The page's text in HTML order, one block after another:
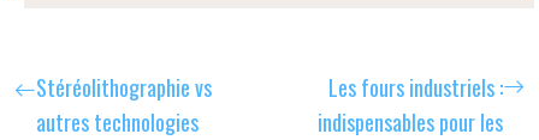
Stéréolithographie vs
autres technologies
Les fours industriels :
indispensables pour les